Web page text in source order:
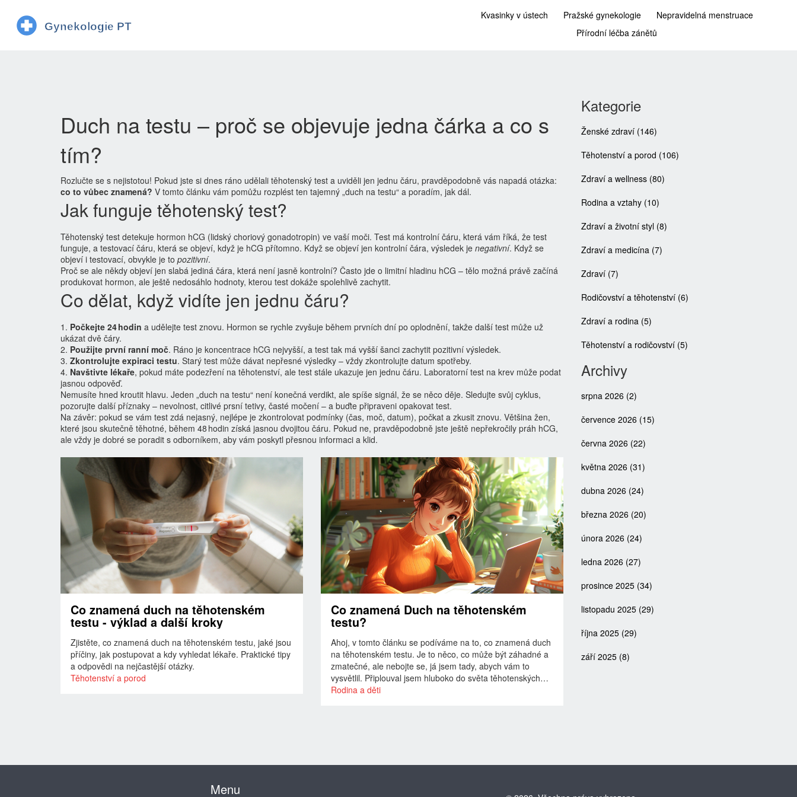
Kvasinky v ústech Pražské gynekologie
Nepravidelná menstruace
Přírodní léčba zánětů
Duch na testu – proč se objevuje jedna čárka a co s
tím?
Rozlučte se s nejistotou! Pokud jste si dnes ráno udělali těhotenský test a uviděli jen jednu čáru, pravděpodobně vás napadá otázka:
co to vůbec znamená? V tomto článku vám pomůžu rozplést ten tajemný „duch na testu“ a poradím, jak dál.
Jak funguje těhotenský test?
Těhotenský test detekuje hormon hCG (lidský choriový gonadotropin) ve vaší moči. Test má kontrolní čáru, která vám říká, že test
funguje, a testovací čáru, která se objeví, když je hCG přítomno. Když se objeví jen kontrolní čára, výsledek je negativní. Když se
objeví i testovací, obvykle je to pozitivní.
Proč se ale někdy objeví jen slabá jediná čára, která není jasně kontrolní? Často jde o limitní hladinu hCG – tělo možná právě začíná
produkovat hormon, ale ještě nedosáhlo hodnoty, kterou test dokáže spolehlivě zachytit.
Co dělat, když vidíte jen jednu čáru?
1. Počkejte 24 hodin a udělejte test znovu. Hormon se rychle zvyšuje během prvních dní po oplodnění, takže další test může už
ukázat dvě čáry.
2. Použijte první ranní moč. Ráno je koncentrace hCG nejvyšší, a test tak má vyšší šanci zachytit pozitivní výsledek.
3. Zkontrolujte expiraci testu. Starý test může dávat nepřesné výsledky – vždy zkontrolujte datum spotřeby.
4. Navštivte lékaře, pokud máte podezření na těhotenství, ale test stále ukazuje jen jednu čáru. Laboratorní test na krev může podat
jasnou odpověď.
Nemusíte hned kroutit hlavu. Jeden „duch na testu“ není konečná verdikt, ale spíše signál, že se něco děje. Sledujte svůj cyklus,
pozorujte další příznaky – nevolnost, citlivé prsní tetivy, časté močení – a buďte připraveni opakovat test.
Na závěr: pokud se vám test zdá nejasný, nejlépe je zkontrolovat podmínky (čas, moč, datum), počkat a zkusit znovu. Většina žen,
které jsou skutečně těhotné, během 48 hodin získá jasnou dvojitou čáru. Pokud ne, pravděpodobně jste ještě nepřekročily práh hCG,
ale vždy je dobré se poradit s odborníkem, aby vám poskytl přesnou informaci a klid.
Co znamená duch na těhotenském
testu - výklad a další kroky
Zjistěte, co znamená duch na těhotenském testu, jaké jsou
příčiny, jak postupovat a kdy vyhledat lékaře. Praktické tipy
a odpovědi na nejčastější otázky.
Těhotenství a porod
Co znamená Duch na těhotenském
testu?
Ahoj, v tomto článku se podíváme na to, co znamená duch
na těhotenském testu. Je to něco, co může být záhadné a
zmatečné, ale nebojte se, já jsem tady, abych vám to
vysvětlil. Připlouval jsem hluboko do světa těhotenských
testů, abych vám mohl přinést všechny podrobnosti.
Rodina a děti
Kategorie
Ženské zdraví (146)
Těhotenství a porod (106)
Zdraví a wellness (80)
Rodina a vztahy (10)
Zdraví a životní styl (8)
Zdraví a medicína (7)
Zdraví (7)
Rodičovství a těhotenství (6)
Zdraví a rodina (5)
Těhotenství a rodičovství (5)
Archivy
srpna 2026 (2)
července 2026 (15)
června 2026 (22)
května 2026 (31)
dubna 2026 (24)
března 2026 (20)
února 2026 (24)
ledna 2026 (27)
prosince 2025 (34)
listopadu 2025 (29)
října 2025 (29)
září 2025 (8)
Menu